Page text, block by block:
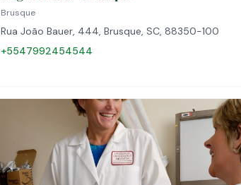
Brusque
Rua João Bauer, 444, Brusque, SC, 88350-100
+5547992454544